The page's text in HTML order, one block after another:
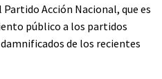
Acción Nacional, que es
público a los partidos
de los recientes